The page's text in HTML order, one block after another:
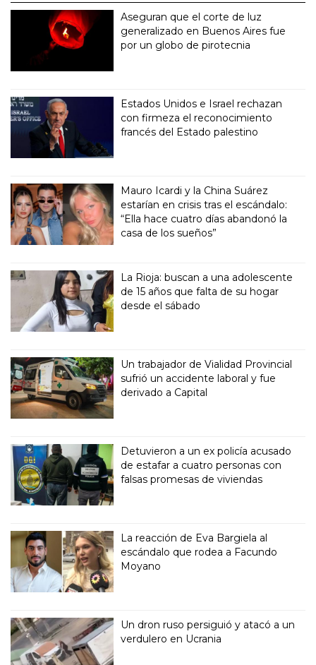
Aseguran que el corte de luz
generalizado en Buenos Aires fue
por un globo de pirotecnia
Estados Unidos e Israel rechazan
con firmeza el reconocimiento
francés del Estado palestino
Mauro Icardi y la China Suárez
estarían en crisis tras el escándalo:
“Ella hace cuatro días abandonó la
casa de los sueños”
La Rioja: buscan a una adolescente
de 15 años que falta de su hogar
desde el sábado
Un trabajador de Vialidad Provincial
sufrió un accidente laboral y fue
derivado a Capital
Detuvieron a un ex policía acusado
de estafar a cuatro personas con
falsas promesas de viviendas
La reacción de Eva Bargiela al
escándalo que rodea a Facundo
Moyano
Un dron ruso persiguió y atacó a un
verdulero en Ucrania